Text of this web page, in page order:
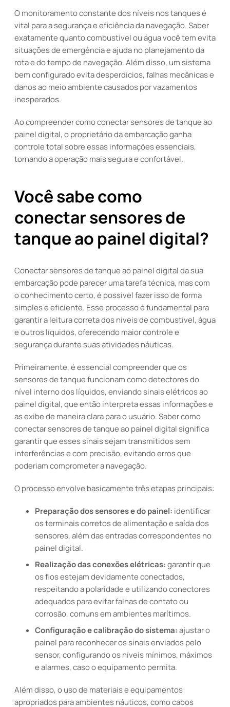
O monitoramento constante dos níveis nos tanques é
vital para a segurança e eficiência da navegação. Saber
exatamente quanto combustível ou água você tem evita
situações de emergência e ajuda no planejamento da
rota e do tempo de navegação. Além disso, um sistema
bem configurado evita desperdícios, falhas mecânicas e
danos ao meio ambiente causados por vazamentos
inesperados.
Ao compreender como conectar sensores de tanque ao
painel digital, o proprietário da embarcação ganha
controle total sobre essas informações essenciais,
tornando a operação mais segura e confortável.
Você sabe como
conectar sensores de
tanque ao painel digital?
Conectar sensores de tanque ao painel digital da sua
embarcação pode parecer uma tarefa técnica, mas com
o conhecimento certo, é possível fazer isso de forma
simples e eficiente. Esse processo é fundamental para
garantir a leitura correta dos níveis de combustível, água
e outros líquidos, oferecendo maior controle e
segurança durante suas atividades náuticas.
Primeiramente, é essencial compreender que os
sensores de tanque funcionam como detectores do
nível interno dos líquidos, enviando sinais elétricos ao
painel digital, que então interpreta essas informações e
as exibe de maneira clara para o usuário. Saber como
conectar sensores de tanque ao painel digital significa
garantir que esses sinais sejam transmitidos sem
interferências e com precisão, evitando erros que
poderiam comprometer a navegação.
O processo envolve basicamente três etapas principais:
Preparação dos sensores e do painel: identificar
os terminais corretos de alimentação e saída dos
sensores, além das entradas correspondentes no
painel digital.
Realização das conexões elétricas:garantir que
os fios estejam devidamente conectados,
respeitando a polaridade e utilizando conectores
adequados para evitar falhas de contato ou
corrosão, comuns em ambientes marítimos.
Configuração e calibração do sistema:ajustar o
painel para reconhecer os sinais enviados pelo
sensor, configurando os níveis mínimos, máximos
e alarmes, caso o equipamento permita.
Além disso, o uso de materiais e equipamentos
apropriados para ambientes náuticos, como cabos